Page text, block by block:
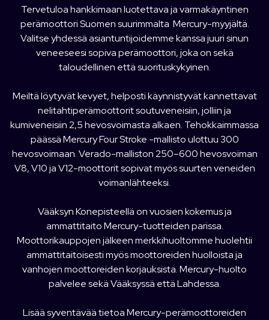
Tervetuloa hankkimaan luotettava ja varmakäyntinen
perämoottori Suomen suurimmalta Mercury-myyjältä.
Valitse yhdessä asiantuntijoidemme kanssa juuri sinun
veneeseesi sopiva perämoottori, joka on sekä
taloudellinen että suorituskykyinen.
Meiltä löytyvät kevyet, helposti käynnistyvät kannettavat
nelitahtiperämoottorit soutuveneisiin, jolliin ja
kumiveneisiin 2,5 hevosvoimasta alkaen. Tehokkaimmassa
päässä Mercury Four Stroke -mallisto ulottuu 300
hevosvoimaan. Verado-malliston 250–600 hevosvoiman
V8, V10 ja V12-moottorit sopivat myös suurten veneiden
voimanlähteeksi.
Vääksyn Konepisteellä on vuosien kokemus ja
ammattitaito Mercury-tuotteiden parissa.
Moottorikauppojen jälkeen merkkihuoltomme huolehtii
ammattitaitoisesti myös moottoreiden huolloista ja
vanhojen moottoreiden korjauksista. Mercury-huolto
palvelee sekä Vääksyssä että Lahdessa.
Lisää syventävää tietoa Mercury-perämoottoreiden